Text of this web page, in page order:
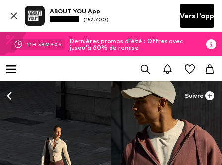
ABOUT YOU App
(152.700) Vers l'app
11H 58M 28 S
Dernières promos d'été : Offres avec
jusqu'à 60% de remise
Suivre